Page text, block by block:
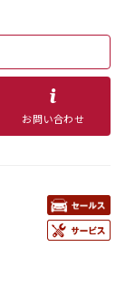
お問い合わせ